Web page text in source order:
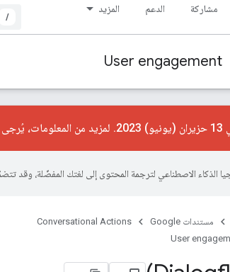
مشاركة الدعم المزيد
/
User engagement
مستندات Google
Conversational Actions
User